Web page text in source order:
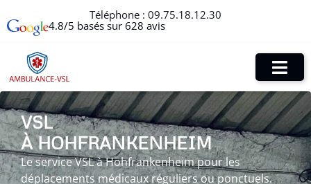
Téléphone : 09.75.18.12.30
4.8/5 basés sur 628 avis
VSL
À HOHFRANKENHEIM
Le service VSL à Hohfrankenheim pour les
déplacements médicaux réguliers ou ponctuels.